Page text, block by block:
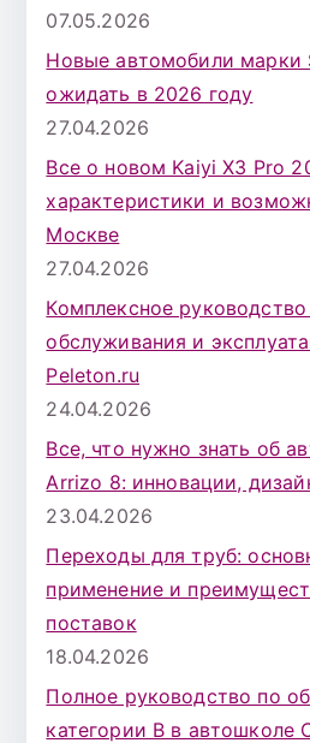
07.05.2026
Новые автомобили марки
ожидать в 2026 году
27.04.2026
Все о новом Kaiyi X3 Pro
характеристики и
Москве
27.04.2026
Комплексное
обслуживания и
Peleton.ru
24.04.2026
Все, что нужно знать об
Arrizo 8: инновации,
23.04.2026
Переходы для труб:
применение и
поставок
18.04.2026
Полное руководство по
категории B в автошколе